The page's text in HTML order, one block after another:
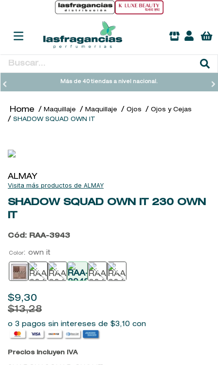
Buscar...
Más de 40 tiendas a nivel nacional.
Maquillaje Maquillaje Ojos
Ojos y Cejas
SHADOW SQUAD OWN IT
ALMAY
ALMAY
SHADOW SQUAD OWN IT
230 OWN
IT
Cód: RAA-3943
Color: own it
$9,30
$13,28
o 3 pagos sin intereses de $3,10 con
Precios incluyen IVA
TÉRMINOS MÁS BUSCADOS
2 .
cleanance
4.
6.
retrinal
7.
woods of windsor
8.
9.
kool beauty serum
10. john frieda